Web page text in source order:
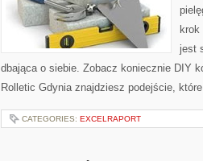
jest
dbająca o siebie. Zobacz koniecznie DIY
Rolletic Gdynia znajdziesz podejście,
CATEGORIES: EXCELRAPORT